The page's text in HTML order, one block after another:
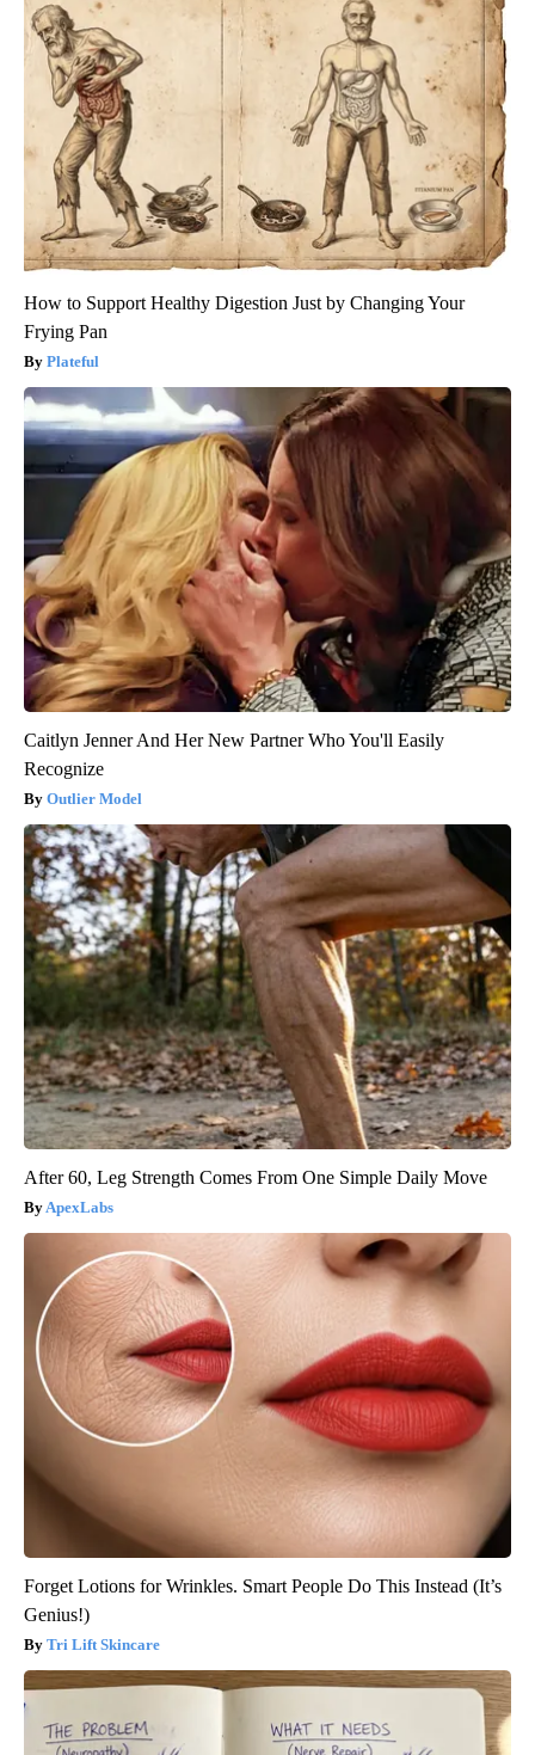
How to Support Healthy Digestion Just by Changing Your
Frying Pan
Plateful
Caitlyn Jenner And Her New Partner Who You'll Easily
Recognize
Outlier Model
After 60, Leg Strength Comes From One Simple Daily Move
ApexLabs
Forget Lotions for Wrinkles. Smart People Do This Instead (It’s
Genius!)
Tri Lift Skincare